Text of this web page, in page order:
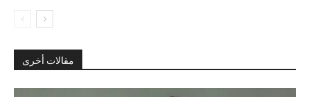
مقالات أخرى